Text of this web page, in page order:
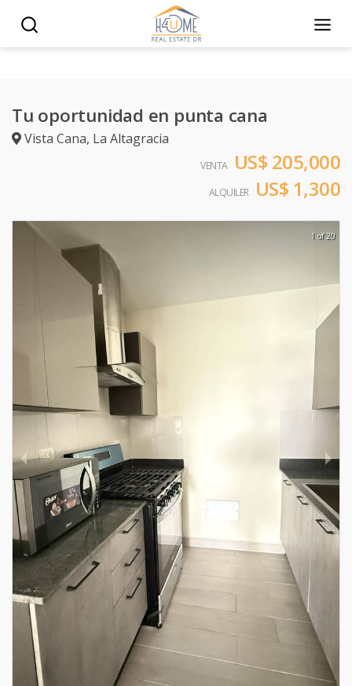
Tu oportunidad en punta cana
Vista Cana, La Altagracia
VENTA US$ 205,000
ALQUILER US$ 1,300
1 of 20